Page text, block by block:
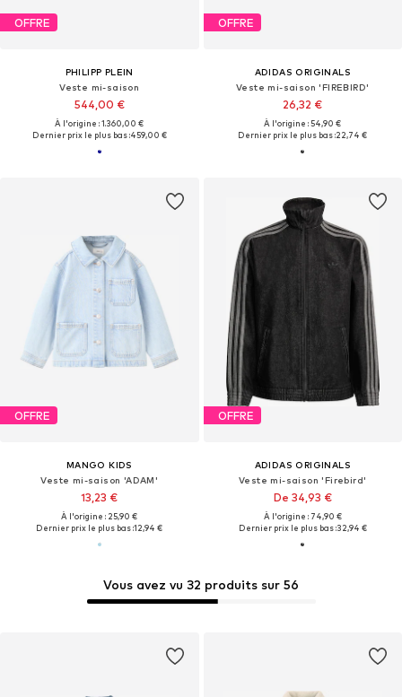
OFFRE
PHILIPP PLEIN
Veste mi-saison
544,00 €
À l'origine : 1.360,00 €
Dernier prix le plus bas :459,00 €
OFFRE
ADIDAS ORIGINALS
Veste mi-saison 'FIREBIRD'
26,32 €
À l'origine : 54,90 €
Dernier prix le plus bas :22,74 €
OFFRE
MANGO KIDS
Veste mi-saison 'ADAM'
13,23 €
À l'origine : 25,90 €
Dernier prix le plus bas :12,94 €
OFFRE
ADIDAS ORIGINALS
Veste mi-saison 'Firebird'
De 34,93 €
À l'origine : 74,90 €
Dernier prix le plus bas :32,94 €
Vous avez vu 32 produits sur 56